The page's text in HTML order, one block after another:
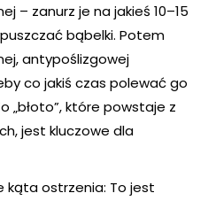
– zanurz je na jakieś 10–15
bąbelki. Potem
antypoślizgowej
co jakiś czas polewać go
„błoto”, które powstaje z
jest kluczowe dla
kąta ostrzenia: To jest